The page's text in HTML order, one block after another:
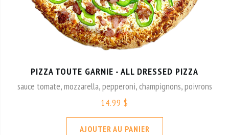
PIZZA TOUTE GARNIE - ALL DRESSED PIZZA
sauce tomate, mozzarella, pepperoni, champignons, poivrons
14.99 $
AJOUTER AU PANIER